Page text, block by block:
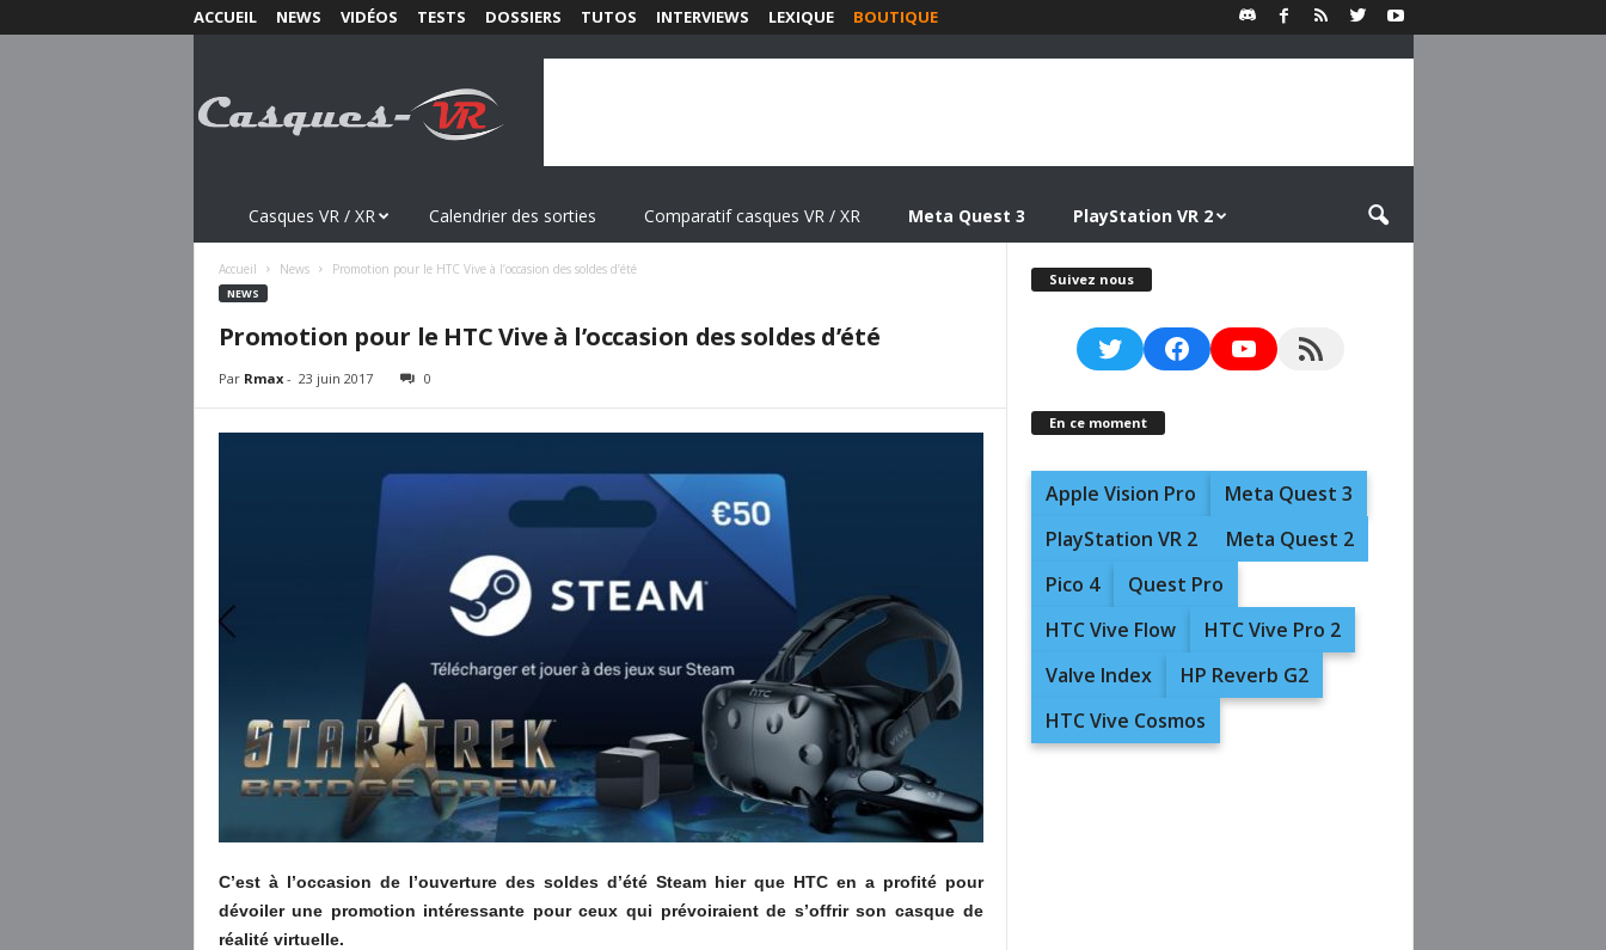
ACCUEIL NEWS VIDÉOS TESTS DOSSIERS TUTOS INTERVIEWS LEXIQUE BOUTIQUE
s
Casques VR / XR Calendrier des sorties Comparatif casques VR / XR Meta Quest 3 PlayStation VR 2
Accueil News Promotion pour le HTC Vive à l’occasion des soldes d’été
NEWS
Promotion pour le HTC Vive à l’occasion des soldes d’été
Par Rmax- 23 juin 2017 0
C’est à l’occasion de l’ouverture des soldes d’été Steam hier que HTC en a profité pour
dévoiler une promotion intéressante pour ceux qui prévoiraient de s’offrir son casque de
réalité virtuelle.
Suivez nous
TwitterFacebookYouTubeRSS Feed
En ce moment
Apple Vision Pro
Meta Quest 3
PlayStation VR 2
Meta Quest 2
Pico 4
Quest Pro
HTC Vive Flow
HTC Vive Pro 2
Valve Index
HP Reverb G2
HTC Vive Cosmos